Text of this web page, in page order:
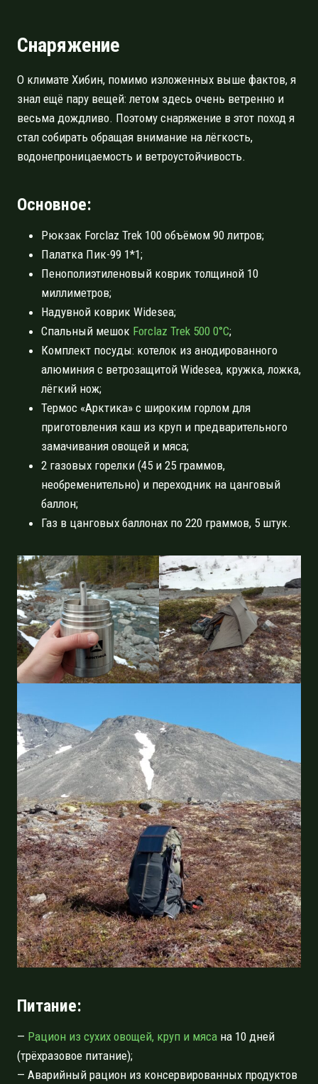
Снаряжение
О климате Хибин, помимо изложенных выше фактов, я
знал ещё пару вещей: летом здесь очень ветренно и
весьма дождливо. Поэтому снаряжение в этот поход я
стал собирать обращая внимание на лёгкость,
водонепроницаемость и ветроустойчивость.
Основное:
Рюкзак Forclaz Trek 100 объёмом 90 литров;
Палатка Пик-99 1*1;
Пенополиэтиленовый коврик толщиной 10
миллиметров;
Надувной коврик Widesea;
Спальный мешок Forclaz Trek 500 0°C;
Комплект посуды: котелок из анодированного
алюминия с ветрозащитой Widesea, кружка, ложка,
лёгкий нож;
Термос «Арктика» с широким горлом для
приготовления каш из круп и предварительного
замачивания овощей и мяса;
2 газовых горелки (45 и 25 граммов,
необременительно) и переходник на цанговый
баллон;
Газ в цанговых баллонах по 220 граммов, 5 штук.
Питание:
— Рацион из сухих овощей, круп и мяса на 10 дней
(трёхразовое питание);
— Аварийный рацион из консервированных продуктов